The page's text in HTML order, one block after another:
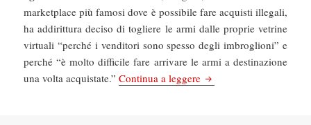
marketplace più famosi dove è possibile fare acquisti illegali,
ha addirittura deciso di togliere le armi dalle proprie vetrine
virtuali “perché i venditori sono spesso degli imbroglioni” e
perché “è molto difficile fare arrivare le armi a destinazione
una volta acquistate.”Continua a leggere Cybersecurity: Non è